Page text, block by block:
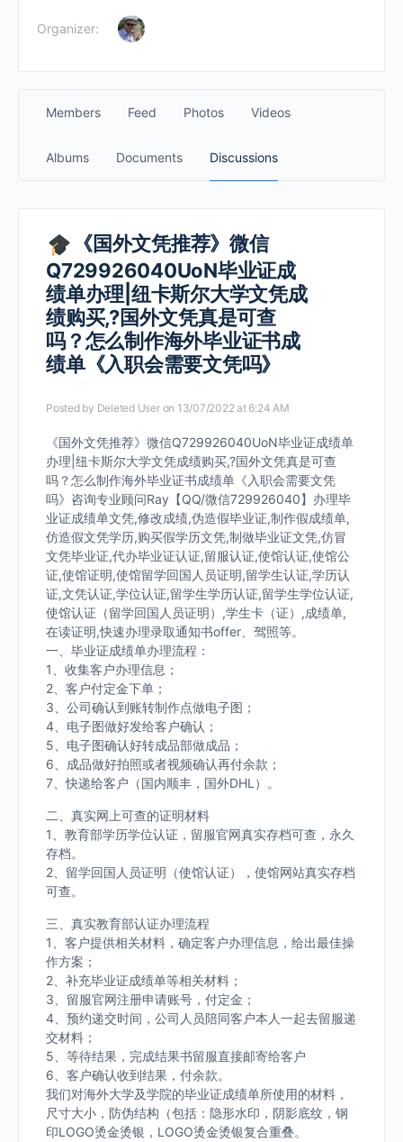
Organizer:
Members Feed Photos Videos
Albums Documents Discussions
《国外文凭推荐》微信
Q729926040UoN毕业证成
绩单办理|纽卡斯尔大学文凭成
绩购买,?国外文凭真是可查
吗？怎么制作海外毕业证书成
绩单《入职会需要文凭吗》
Posted by Deleted User on 13/07/2022 at 6:24 AM
《国外文凭推荐》微信Q729926040UoN毕业证成绩单
办理|纽卡斯尔大学文凭成绩购买,?国外文凭真是可查
吗？怎么制作海外毕业证书成绩单《入职会需要文凭
吗》咨询专业顾问Ray【QQ/微信729926040】办理毕
业证成绩单文凭,修改成绩,伪造假毕业证,制作假成绩单,
仿造假文凭学历,购买假学历文凭,制做毕业证文凭,仿冒
文凭毕业证,代办毕业证认证,留服认证,使馆认证,使馆公
证,使馆证明,使馆留学回国人员证明,留学生认证,学历认
证,文凭认证,学位认证,留学生学历认证,留学生学位认证,
使馆认证（留学回国人员证明）,学生卡（证）,成绩单,
在读证明,快速办理录取通知书offer、驾照等。
一、毕业证成绩单办理流程：
1、收集客户办理信息；
2、客户付定金下单；
3、公司确认到账转制作点做电子图；
4、电子图做好发给客户确认；
5、电子图确认好转成品部做成品；
6、成品做好拍照或者视频确认再付余款；
7、快递给客户（国内顺丰，国外DHL）。
二、真实网上可查的证明材料
1、教育部学历学位认证，留服官网真实存档可查，永久
存档。
2、留学回国人员证明（使馆认证），使馆网站真实存档
可查。
三、真实教育部认证办理流程
1、客户提供相关材料，确定客户办理信息，给出最佳操
作方案；
2、补充毕业证成绩单等相关材料；
3、留服官网注册申请账号，付定金；
4、预约递交时间，公司人员陪同客户本人一起去留服递
交材料；
5、等待结果，完成结果书留服直接邮寄给客户
6、客户确认收到结果，付余款。
我们对海外大学及学院的毕业证成绩单所使用的材料，
尺寸大小，防伪结构（包括：隐形水印，阴影底纹，钢
印LOGO烫金烫银，LOGO烫金烫银复合重叠。